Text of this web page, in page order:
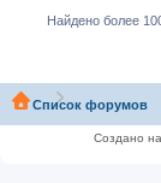
Найдено более
Список форумов
Создано